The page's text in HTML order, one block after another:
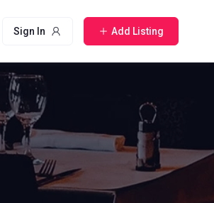
Sign In Add Listing